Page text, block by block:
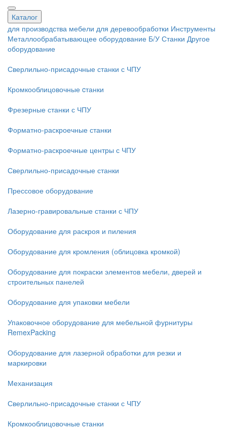
Каталог
для производства мебели для деревообработки Инструменты
Металлообрабатывающее оборудование Б/У Станки Другое
оборудование
Сверлильно-присадочные станки с ЧПУ
Кромкооблицовочные cтанки
Фрезерные станки с ЧПУ
Форматно-раскроечные станки
Форматно-раскроечные центры с ЧПУ
Сверлильно-присадочные станки
Прессовое оборудование
Лазерно-гравировальные станки с ЧПУ
Оборудование для раскроя и пиления
Оборудование для кромления (облицовка кромкой)
Оборудование для покраски элементов мебели, дверей и
строительных панелей
Оборудование для упаковки мебели
Упаковочное оборудование для мебельной фурнитуры
RemexPacking
Оборудование для лазерной обработки для резки и
маркировки
Механизация
Сверлильно-присадочные станки с ЧПУ
Кромкооблицовочные cтанки